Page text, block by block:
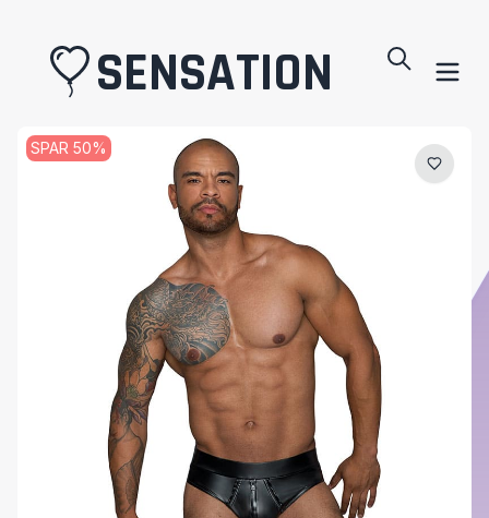
SENSATION
SPAR 50%